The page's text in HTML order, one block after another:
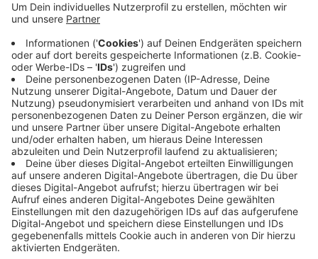
unter anderem für den VfB Lübeck in der 2. Bundesliga.
Nach Stationen bei mehreren Vereinen - auch in der
RADIO RST-Region beim SV Emsdetten 05 - wechselt
er zur Halbserie von Amisia Rheine aus der Kreisliga
zum SC Hörstel in die Bezirksliga. Mit seiner Erfahrung
und spielerischen Qualität möchte er den Hörstelern
im Abstiegskampf helfen, um die Klasse zu halten. Jan
und seine Mannschaft stehen aktuell auf dem
vorletzten Tabellenplatz.
Anzeige
Trainerwechsel in Hörstel
Anzeige